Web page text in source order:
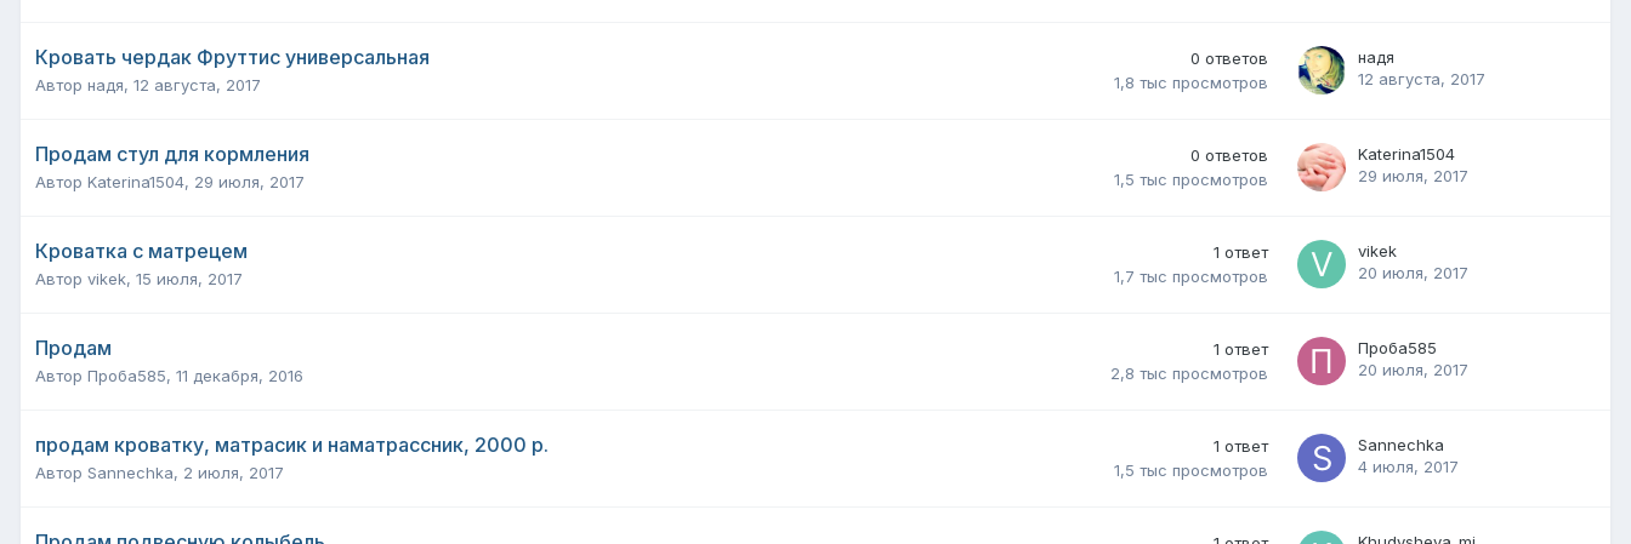
Кровать чердак Фруттис универсальная
Автор надя, 12 августа, 2017
0 ответов
1,8 тыс просмотров
надя
12 августа, 2017
Продам стул для кормления
Автор Katerina1504, 29 июля, 2017
0 ответов
1,5 тыс просмотров
Katerina1504
29 июля, 2017
Кроватка с матрецем
Автор vikek, 15 июля, 2017
1 ответ
1,7 тыс просмотров
vikek
20 июля, 2017
Продам
Автор Проба585, 11 декабря, 2016
1 ответ
2,8 тыс просмотров
Проба585
20 июля, 2017
продам кроватку, матрасик и наматрассник, 2000 р.
Автор Sannechka, 2 июля, 2017
1 ответ
1,5 тыс просмотров
Sannechka
4 июля, 2017